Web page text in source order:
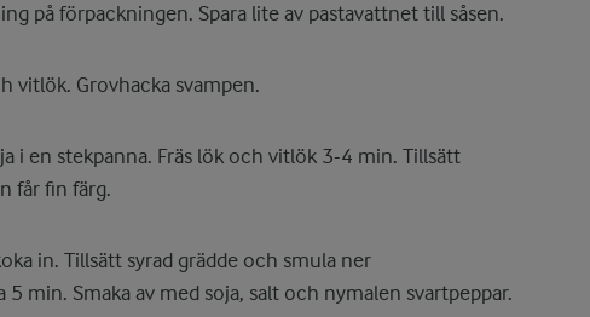
på förpackningen. Spara lite av pastavattnet till såsen.
vitlök. Grovhacka svampen.
i en stekpanna. Fräs lök och vitlök 3-4 min. Tillsätt
får fin färg.
in. Tillsätt syrad grädde och smula ner
min. Smaka av med soja, salt och nymalen svartpeppar.